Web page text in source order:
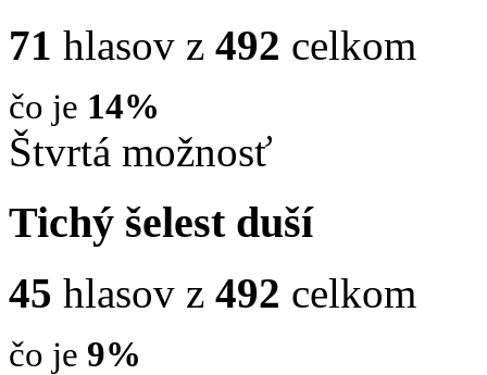
71 hlasov z 492 celkom
čo je 14%
Štvrtá možnosť
Tichý šelest duší
45 hlasov z 492 celkom
čo je 9%